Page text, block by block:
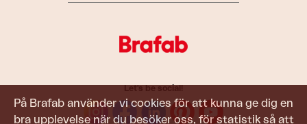
På Brafab använder vi cookies för att kunna ge dig en
bra upplevelse när du besöker oss, för statistik så att
Let's be social!